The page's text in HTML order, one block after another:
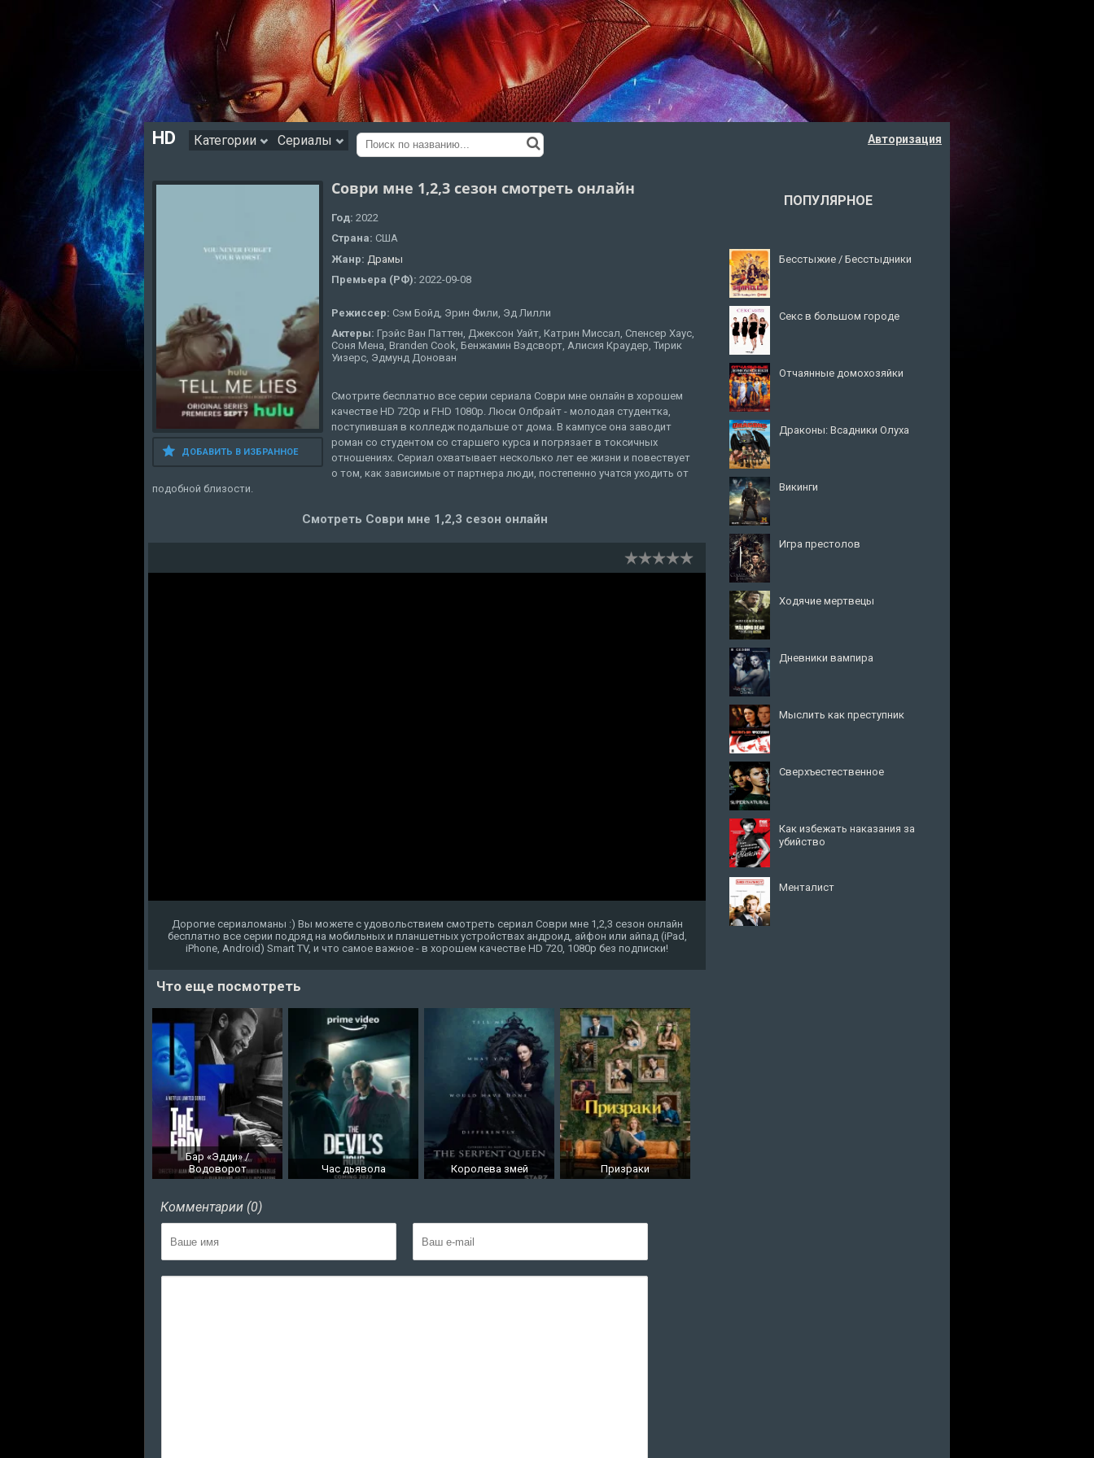
HD Категории Сериалы Авторизация
ДОБАВИТЬ В ИЗБРАННОЕ
Соври мне 1,2,3 сезон смотреть онлайн
Год: 2022
Страна: США
Жанр: Драмы
Премьера (РФ): 2022-09-08
Режиссер: Сэм Бойд, Эрин Фили, Эд Лилли
Актеры: Грэйс Ван Паттен, Джексон Уайт, Катрин Миссал, Спенсер Хаус,
Соня Мена, Branden Cook, Бенжамин Вэдсворт, Алисия Краудер, Тирик
Уизерс, Эдмунд Донован
Смотрите бесплатно все серии сериала Соври мне онлайн в хорошем
качестве HD 720p и FHD 1080p. Люси Олбрайт - молодая студентка,
поступившая в колледж подальше от дома. В кампусе она заводит
роман со студентом со старшего курса и погрязает в токсичных
отношениях. Сериал охватывает несколько лет ее жизни и повествует
о том, как зависимые от партнера люди, постепенно учатся уходить от
подобной близости.
Смотреть Соври мне 1,2,3 сезон онлайн
Дорогие сериаломаны :) Вы можете с удовольствием смотреть сериал Соври мне 1,2,3 сезон онлайн
бесплатно все серии подряд на мобильных и планшетных устройствах андроид, айфон или айпад (iPad,
iPhone, Android) Smart TV, и что самое важное - в хорошем качестве HD 720, 1080p без подписки!
Что еще посмотреть
Бар «Эдди» /
Водоворот
Час дьявола Королева змей Призраки
Комментарии (0)
ПОПУЛЯРНОЕ
Бесстыжие / Бесстыдники
Секс в большом городе
Отчаянные домохозяйки
Драконы: Всадники Олуха
Викинги
Игра престолов
Ходячие мертвецы
Дневники вампира
Мыслить как преступник
Сверхъестественное
Как избежать наказания за
убийство
Менталист